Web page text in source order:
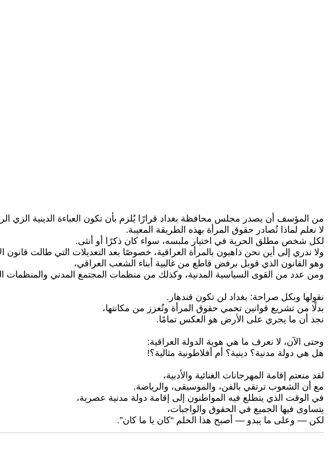
من المؤسف أن يصدر مجلس محافظة بغداد قرارًا يُلزم بأن تكون العباءة الدينية الزي
لا نعلم لماذا تُصادر حقوق المرأة بهذه الطريقة المعيبة.
لكل شخص مطلق الحرية في اختيار ملبسه، سواء كان ذكرًا أو أنثى.
ولا ندري إلى أين نحن ذاهبون بالمرأة العراقية، خصوصًا بعد التعديلات التي طالت
وهو القانون الذي قوبل برفض قاطع من غالبية أبناء الشعب العراقي،
ومن عدد من القوى السياسية المدنية، وكذلك من منظمات المجتمع المدني والمنظمات
نقولها وبكل صراحة: بغداد لن تكون قندهار.
بدلًا من تشريع قوانين تحمي حقوق المرأة وتُعزز من مكانتها،
نجد أن ما يجري على الأرض هو العكس تمامًا.
وحتى الآن، لا نعرف ما هي هوية الدولة العراقية:
هل هي دولة مدنية؟ دينية؟ أم أفلاطونية مثالية؟!
لقد منعتم إقامة المهرجانات الغنائية والأدبية،
مع أن الشعوب ترتقي بالفن، والموسيقى، والرياضة.
في الوقت الذي يتطلع فيه المواطنون إلى إقامة دولة مدنية عصرية،
يتساوى فيها الجميع في الحقوق والواجبات،
لكن — وعلى ما يبدو — أصبح هذا الحلم “كان يا ما كان”.